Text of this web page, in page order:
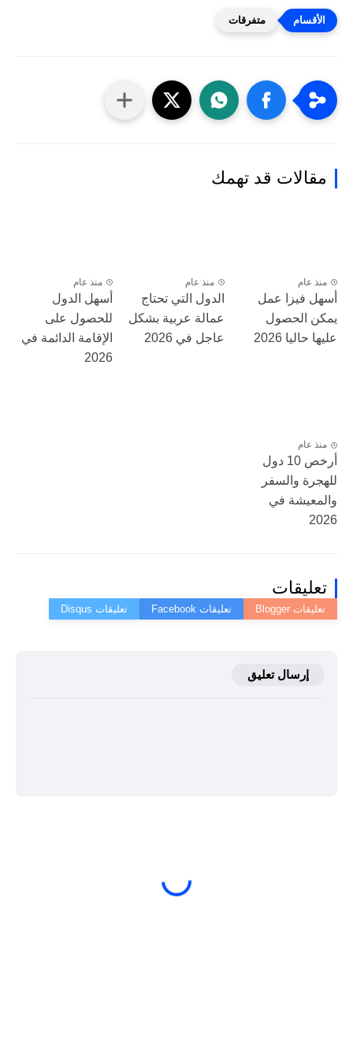
متفرقات
مقالات قد تهمك
منذ عام
أسهل فيزا عمل
يمكن الحصول
عليها حاليا 2026
منذ عام
الدول التي تحتاج
عمالة عربية بشكل
عاجل في 2026
منذ عام
أسهل الدول
للحصول على
الإقامة الدائمة في
2026
منذ عام
أرخص 10 دول
للهجرة والسفر
والمعيشة في
2026
تعليقات
إرسال تعليق